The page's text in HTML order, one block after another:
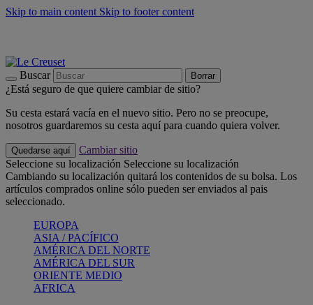
Skip to main content Skip to footer content
Buscar Borrar
¿Está seguro de que quiere cambiar de sitio?
Su cesta estará vacía en el nuevo sitio. Pero no se preocupe,
nosotros guardaremos su cesta aquí para cuando quiera volver.
Quedarse aquí
Cambiar sitio
Seleccione su localización Seleccione su localización
Cambiando su localización quitará los contenidos de su bolsa. Los
artículos comprados online sólo pueden ser enviados al pais
seleccionado.
EUROPA
ASIA / PACÍFICO
AMÉRICA DEL NORTE
AMÉRICA DEL SUR
ORIENTE MEDIO
AFRICA